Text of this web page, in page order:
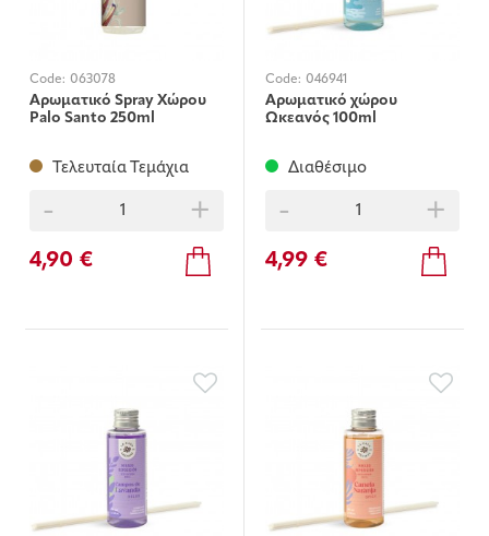
Code: 063078
Αρωματικό Spray Χώρου
Palo Santo 250ml
Τελευταία Τεμάχια
- +
4,90 €
Code: 046941
Αρωματικό χώρου
Ωκεανός 100ml
Διαθέσιμο
- +
4,99 €